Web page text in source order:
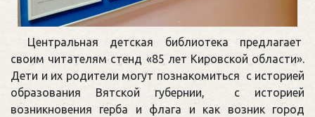
Центральная детская библиотека предлагает
своим читателям стенд «85 лет Кировской области».
Дети и их родители могут познакомиться с историей
образования Вятской губернии, с историей
возникновения герба и флага и как возник город